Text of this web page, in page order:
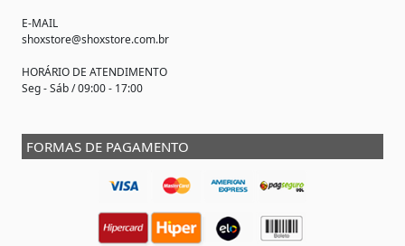
E-MAIL
shoxstore@shoxstore.com.br
HORÁRIO DE ATENDIMENTO
Seg - Sáb / 09:00 - 17:00
FORMAS DE PAGAMENTO